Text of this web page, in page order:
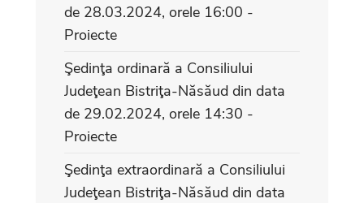
de 28.03.2024, orele 16:00 -
Proiecte
Şedinţa ordinară a Consiliului
Judeţean Bistriţa-Năsăud din data
de 29.02.2024, orele 14:30 -
Proiecte
Şedinţa extraordinară a Consiliului
Judeţean Bistriţa-Năsăud din data